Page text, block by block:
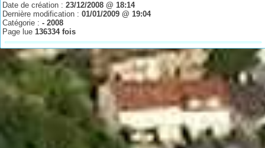
Date de création :23/12/2008 @ 18:14
Dernière modification :01/01/2009 @ 19:04
Catégorie :- 2008
Page lue136334 fois